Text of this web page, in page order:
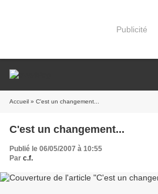
Publicité
Accueil » C'est un changement...
C'est un changement...
Publié le 06/05/2007 à 10:55
Par c.f.